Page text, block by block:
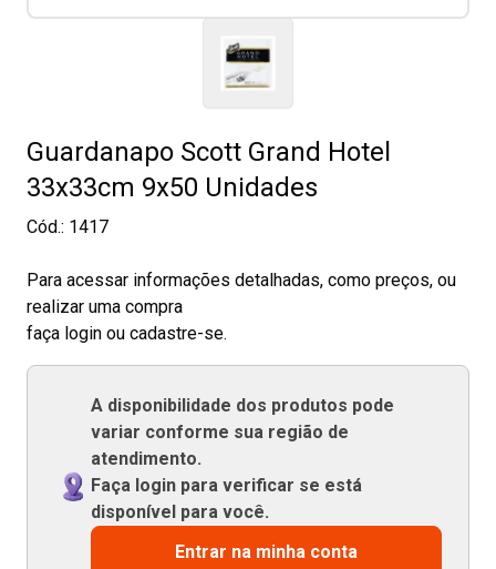
Guardanapo Scott Grand Hotel
33x33cm 9x50 Unidades
Cód.: 1417
Para acessar informações detalhadas, como preços, ou
realizar uma compra
faça login ou cadastre-se.
A disponibilidade dos produtos pode
variar conforme sua região de
atendimento.
Faça login para verificar se está
disponível para você.
Entrar na minha conta